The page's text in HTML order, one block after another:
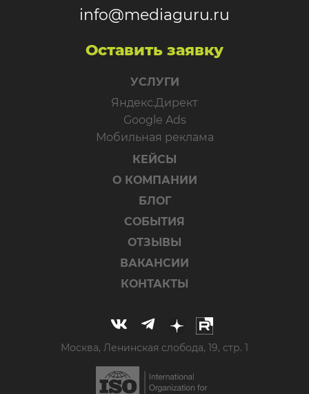
info@mediaguru.ru
Оставить заявку
УСЛУГИ
Яндекс.Директ
Google Ads
Мобильная реклама
КЕЙСЫ
О КОМПАНИИ
БЛОГ
СОБЫТИЯ
ОТЗЫВЫ
ВАКАНСИИ
КОНТАКТЫ
Москва, Ленинская слобода, 19, стр. 1